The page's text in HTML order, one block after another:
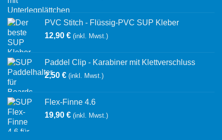
PVC Stitch - Flüssig-PVC SUP Kleber
12,90 € (inkl. Mwst.)
Paddel Clip - Karabiner mit Klettverschluss
2,50 € (inkl. Mwst.)
Flex-Finne 4.6
19,90 € (inkl. Mwst.)